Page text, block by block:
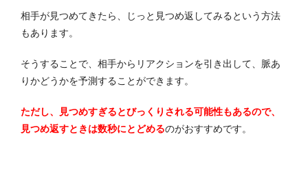
相手が見つめてきたら、じっと見つめ返してみるという方法
もあります。
そうすることで、相手からリアクションを引き出して、脈あ
りかどうかを予測することができます。
ただし、見つめすぎるとびっくりされる可能性もあるので、
見つめ返すときは数秒にとどめるのがおすすめです。